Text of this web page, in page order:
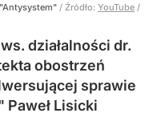
/ Źródło: YouTube /
działalności dr.
obostrzeń
sprawie
Lisicki